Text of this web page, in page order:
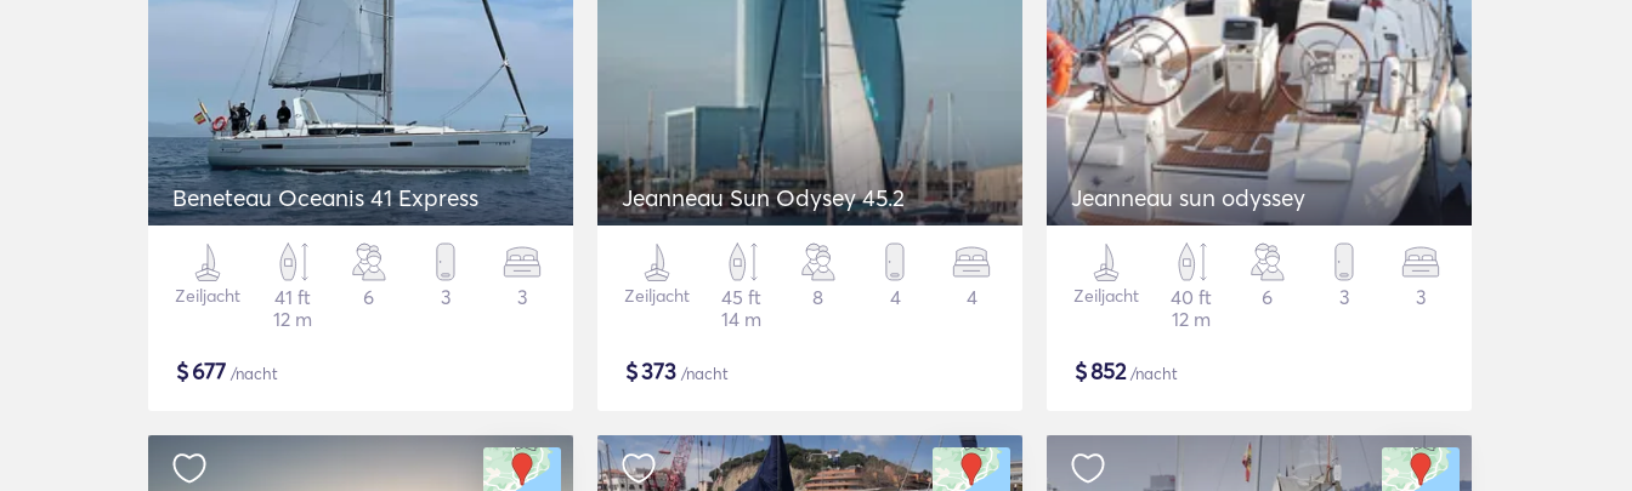
Beneteau Oceanis 41 Express
Zeiljacht
41 ft
12 m
6 3 3
$677 /nacht
Jeanneau Sun Odysey 45.2
Zeiljacht
45 ft
14 m
8 4 4
$373 /nacht
Jeanneau sun odyssey
Zeiljacht
40 ft
12 m
6 3 3
$852/nacht